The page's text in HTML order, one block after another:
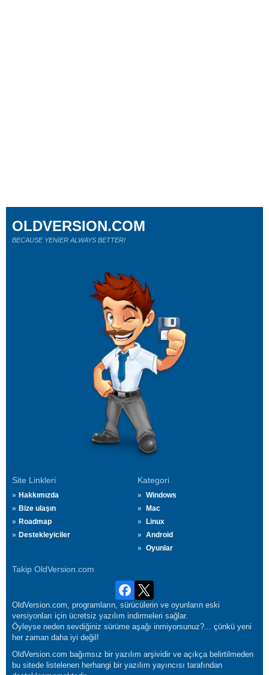
Site Linkleri
Hakkımızda
Bize ulaşın
Roadmap
Destekleyiciler
Kategori
Windows
Mac
Linux
Android
Oyunlar
Takip OldVersion.com
OLDVERSION.COM
BECAUSE YENİER ALWAYS BETTER!
OldVersion.com, programların, sürücülerin ve oyunların eski
versiyonları için ücretsiz yazılım indirmeleri sağlar.
Öyleyse neden sevdiğiniz sürüme aşağı inmiyorsunuz?... çünkü yeni
her zaman daha iyi değil!
OldVersion.com bağımsız bir yazılım arşividir ve açıkça belirtilmeden
bu sitede listelenen herhangi bir yazılım yayıncısı tarafından